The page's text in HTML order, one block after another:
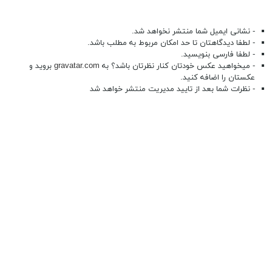
- نشانی ایمیل شما منتشر نخواهد شد.
- لطفا دیدگاهتان تا حد امکان مربوط به مطلب باشد.
- لطفا فارسی بنویسید.
- میخواهید عکس خودتان کنار نظرتان باشد؟ به gravatar.com بروید و
عکستان را اضافه کنید.
- نظرات شما بعد از تایید مدیریت منتشر خواهد شد